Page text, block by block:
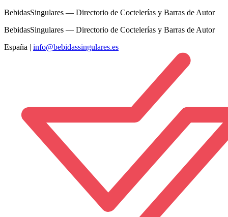
BebidasSingulares — Directorio de Coctelerías y Barras de Autor
BebidasSingulares — Directorio de Coctelerías y Barras de Autor
España | info@bebidassingulares.es